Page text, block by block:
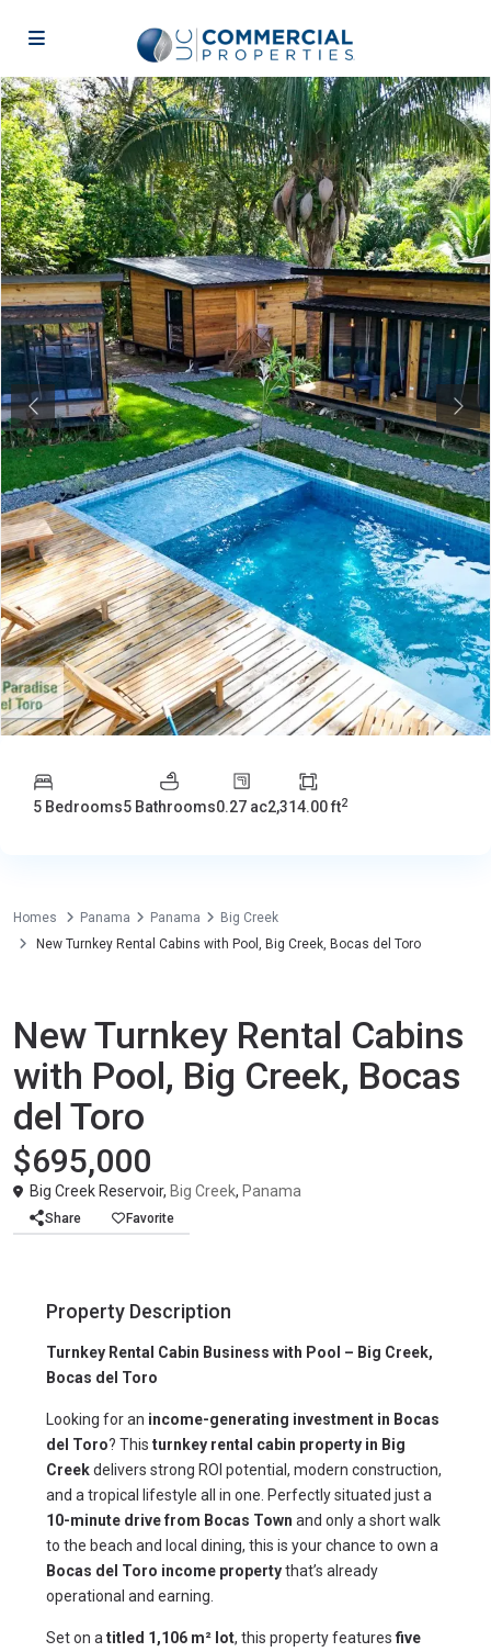
Previous Next
5 Bedrooms5 Bathrooms0.27 ac2,314.00 ft2
Homes Panama Panama
Big Creek
New Turnkey Rental Cabins with Pool, Big Creek, Bocas del Toro
New Turnkey Rental Cabins
with Pool, Big Creek, Bocas
del Toro
$695,000
Big Creek Reservoir, Big Creek, Panama
Share Favorite
Property Description
Turnkey Rental Cabin Business with Pool – Big Creek,
Bocas del Toro
Looking for an income-generating investment in Bocas
del Toro? This turnkey rental cabin property in Big
Creekdelivers strong ROI potential, modern construction,
and a tropical lifestyle all in one. Perfectly situated just a
10-minute drive from Bocas Town and only a short walk
to the beach and local dining, this is your chance to own a
Bocas del Toro income propertythat’s already
operational and earning.
Set on a titled 1,106 m² lot, this property features five